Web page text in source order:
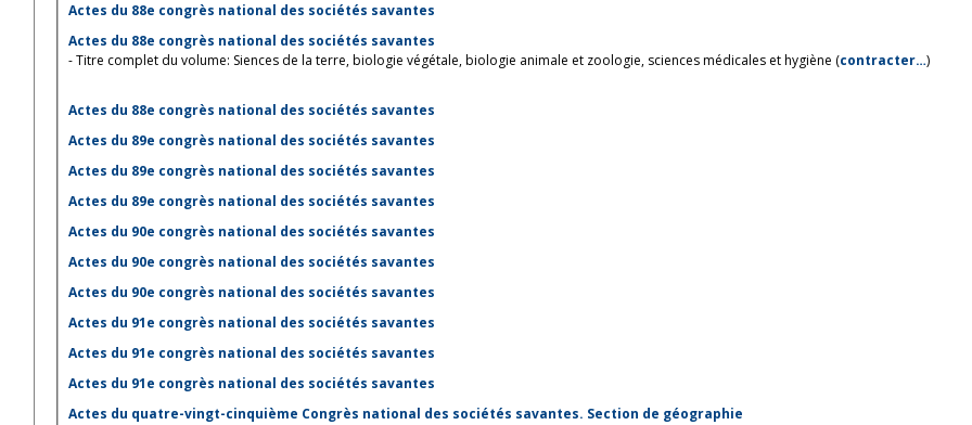
Actes du 88e congrès national des sociétés savantes
Actes du 88e congrès national des sociétés savantes
- Titre complet du volume: Siences de la terre, biologie végétale, biologie animale et zoologie, sciences médicales et hygiène (contracter…)
Actes du 88e congrès national des sociétés savantes
Actes du 89e congrès national des sociétés savantes
Actes du 89e congrès national des sociétés savantes
Actes du 89e congrès national des sociétés savantes
Actes du 90e congrès national des sociétés savantes
Actes du 90e congrès national des sociétés savantes
Actes du 90e congrès national des sociétés savantes
Actes du 91e congrès national des sociétés savantes
Actes du 91e congrès national des sociétés savantes
Actes du 91e congrès national des sociétés savantes
Actes du quatre-vingt-cinquième Congrès national des sociétés savantes. Section de géographie